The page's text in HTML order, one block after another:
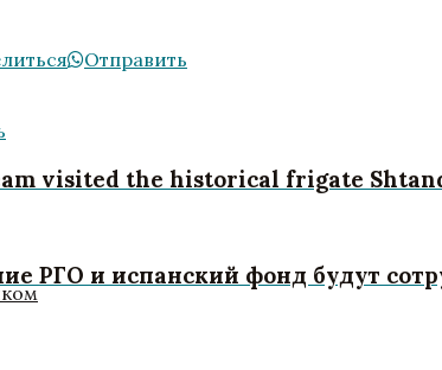
Отправить
visited the historical frigate
РГО и испанский фонд будут